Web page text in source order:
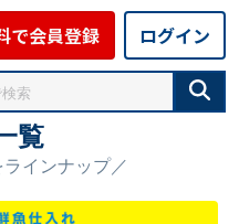
で会員登録 ログイン
覧
インナップ／